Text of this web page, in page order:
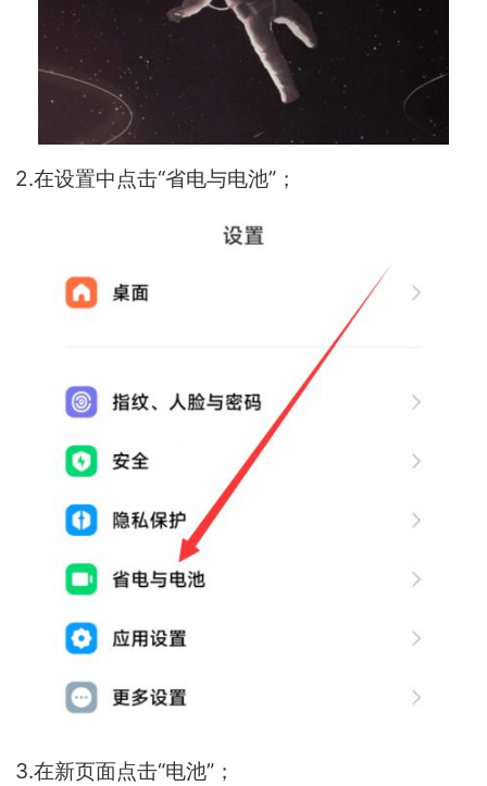
2.在设置中点击“省电与电池”；
3.在新页面点击“电池”；